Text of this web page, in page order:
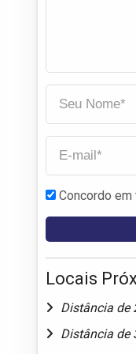
Concordo
Locais
Distância de
Distância de